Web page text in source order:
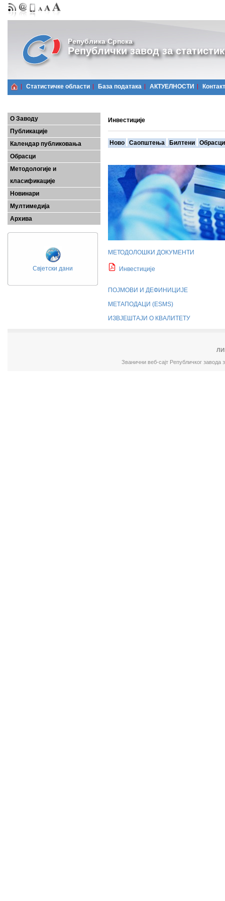
Република Српска
Републички завод за
Статистичке области Базa података АКТУЕЛНОСТИ Контакт
О Заводу
Публикације
Календар публиковања
Обрасци
Методологије и
класификације
Новинари
Мултимедија
Архива
Свјетски дани
Инвестиције
Ново Саопштења Билтени Обрасци
МЕТОДОЛОШКИ ДОКУМЕНТИ
Инвестиције
ПОЈМОВИ И ДЕФИНИЦИЈЕ
МЕТАПОДАЦИ (ESMS)
ИЗВЈЕШТАЈИ О КВАЛИТЕТУ
Званични веб-сајт Републичког